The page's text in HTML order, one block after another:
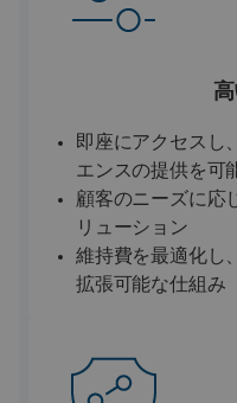
即座にアクセスし
エンスの提供を可
顧客のニーズに応
リューション
維持費を最適化し
拡張可能な仕組み